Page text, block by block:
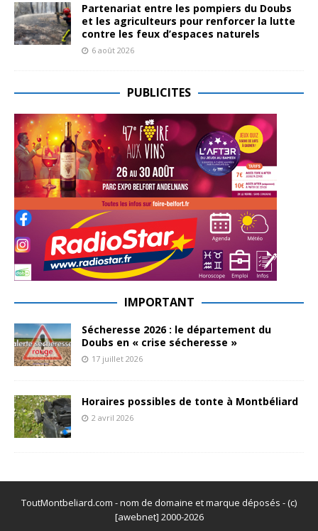
Partenariat entre les pompiers du Doubs
et les agriculteurs pour renforcer la lutte
contre les feux d’espaces naturels
6 août 2026
PUBLICITES
IMPORTANT
Sécheresse 2026 : le département du
Doubs en « crise sécheresse »
17 juillet 2026
Horaires possibles de tonte à Montbéliard
2 avril 2026
ToutMontbeliard.com - nom de domaine et marque déposés - (c)
[awebnet] 2000-2026